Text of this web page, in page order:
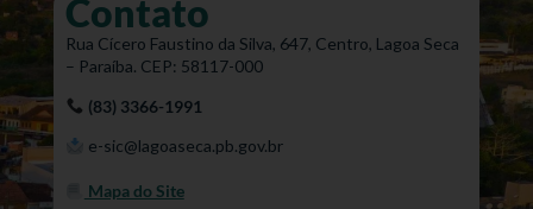
Contato
Rua Cícero Faustino da Silva, 647, Centro, Lagoa Seca
– Paraíba. CEP: 58117-000
(83) 3366-1991
e-sic@lagoaseca.pb.gov.br
Mapa do Site